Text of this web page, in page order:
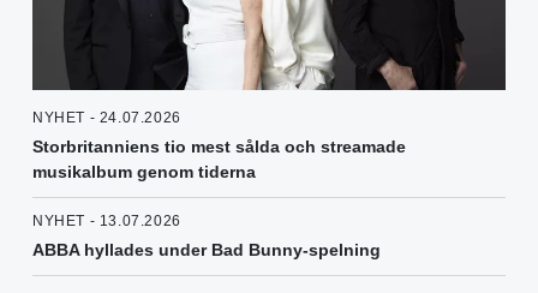
NYHET - 24.07.2026
Storbritanniens tio mest sålda och streamade
musikalbum genom tiderna
NYHET - 13.07.2026
ABBA hyllades under Bad Bunny-spelning